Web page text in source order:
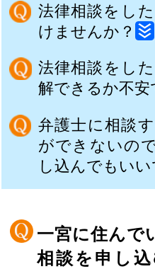
法律相談をし
けませんか？
法律相談をし
解できるか不安
弁護士に相談
ができないの
し込んでもい
一宮に住んで
相談を申し